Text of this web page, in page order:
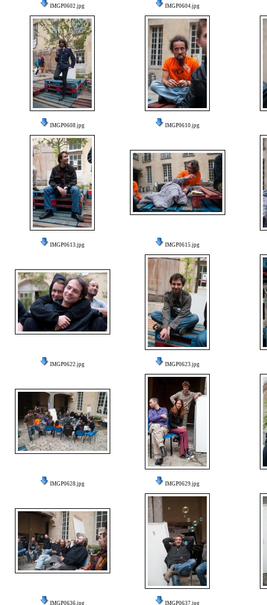
IMGP0602.jpg IMGP0604.jpg
IMGP0608.jpg IMGP0610.jpg
IMGP0613.jpg IMGP0615.jpg
IMGP0622.jpg IMGP0623.jpg
IMGP0628.jpg IMGP0629.jpg
IMGP0636.jpg IMGP0637.jpg